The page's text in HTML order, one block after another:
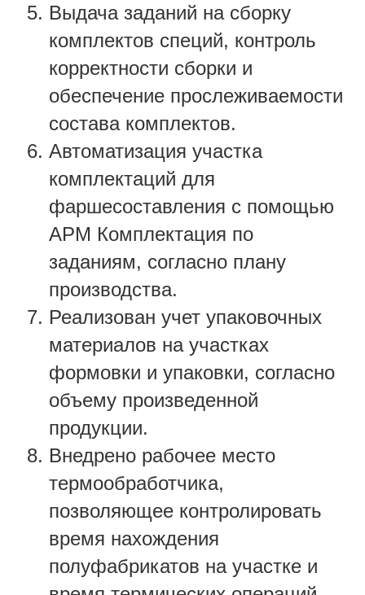
Выдача заданий на сборку
комплектов специй, контроль
корректности сборки и
обеспечение прослеживаемости
состава комплектов.
Автоматизация участка
комплектаций для
фаршесоставления с помощью
АРМ Комплектация по
заданиям, согласно плану
производства.
Реализован учет упаковочных
материалов на участках
формовки и упаковки, согласно
объему произведенной
продукции.
Внедрено рабочее место
термообработчика,
позволяющее контролировать
время нахождения
полуфабрикатов на участке и